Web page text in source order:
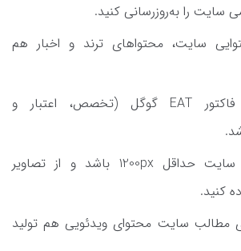
سایت را به‌روزرسانی کنید.
سایت، محتواهای ترند و اخبار هم
حواستان به فاکتور EAT گوگل (تخصص، اعتبار و
عرض تصاویر سایت حداقل 1200px باشد و از تصاویر
کنید.
مطالب سایت محتوای ویدئویی هم تولید